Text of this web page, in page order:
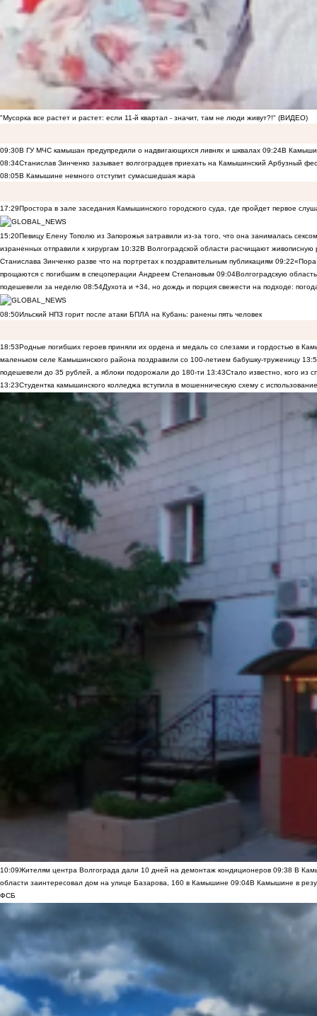
"Мусорка все растет и растет: если 11-й квартал - значит, там не люди живут?!" (ВИДЕО)
09:30В ГУ МЧС камышан предупредили о надвигающихся ливнях и шквалах 09:24В
08:34Станислав Зинченко зазывает волгоградцев приехать на Камышинский Арбузный
08:05В Камышине немного отступит сумасшедшая жара
17:29Простора в зале заседания Камышинского городского суда, где пройдет первое
15:20Певицу Елену Тополю из Запорожья затравили из-за того, что она занималась
израненных отправили к хирургам 10:32В Волгоградской области расчищают
Станислава Зинченко разве что на портретах к поздравительным публикациям 09:22«Пора
прощаются с погибшим в спецоперации Андреем Степановым 09:04Волгоградскую
подешевели за неделю 08:54Духота и +34, но дождь и порция свежести на подходе:
08:50Ильский НПЗ горит после атаки БПЛА на Кубань: ранены пять человек
18:53Родные погибших героев приняли их ордена и медаль со слезами и гордостью в
маленьком селе Камышинского района поздравили со 100-летием бабушку-труженицу
подешевели до 35 рублей, а яблоки подорожали до 180-ти 13:43Стало известно, кого из
13:23Студентка камышинского колледжа вступила в мошенническую схему с
10:09Жителям центра Волгограда дали 10 дней на демонтаж кондиционеров 09:38 В
области заинтересовал дом на улице Базарова, 160 в Камышине 09:04В Камышине в
ФСБ